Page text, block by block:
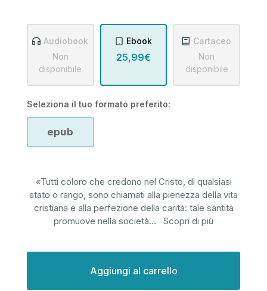
Audiobook
Non
disponibile
Ebook
25,99€
Cartaceo
Non
disponibile
Seleziona il tuo formato preferito:
epub
«Tutti coloro che credono nel Cristo, di qualsiasi
stato o rango, sono chiamati alla pienezza della vita
cristiana e alla perfezione della carità: tale santità
promuove nella società... Scopri di più